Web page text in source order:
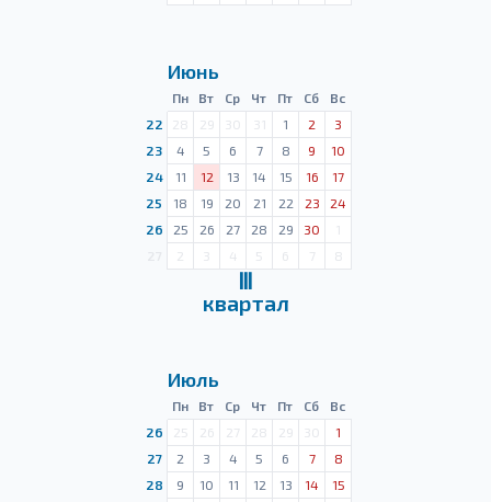
Июнь
Пн Вт Ср Чт Пт Сб
Вс
22
28 29 30 31 1 2
3
23
4 5 6 7 8 9
10
24
11 12 13 14 15 16
17
25
18 19 20 21 22 23
24
26
25 26 27 28 29 30
1
2 3 4 5 6 7 8
Ⅲ
квартал
Июль
Пн Вт Ср Чт Пт Сб
Вс
26
25 26 27 28 29 30
1
27
2 3 4 5 6 7
8
28
9 10 11 12 13 14
15